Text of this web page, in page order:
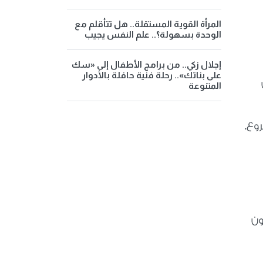
المرأة القوية المستقلة.. هل تتأقلم مع
الوحدة بسهولة؟.. علم النفس يجيب
إجلال زكي.. من برامج الأطفال إلى «سك
على بناتك».. رحلة فنية حافلة بالأدوار
المتنوعة